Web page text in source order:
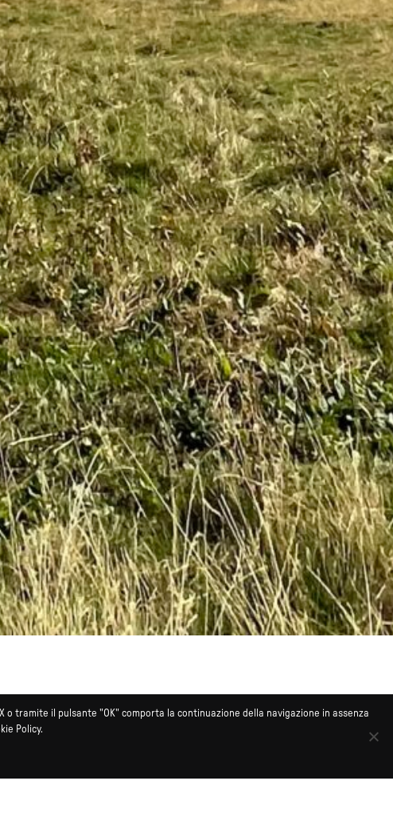
tramite il pulsante "OK" comporta la continuazione della navigazione in assenza
Policy.